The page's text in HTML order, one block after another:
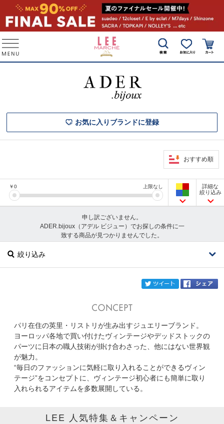
お気に入りブランドに登録
おすすめ順
￥0 上限なし
詳細な
絞り込み
申し訳ございません。
ADER.bijoux（アデル ビジュー）でお探しの条件に一
致する商品が見つかりませんでした。
絞り込み
ブランド ADER.bijoux
カテゴリ
サイズ
掲載雑誌
パリ在住の英里・リストリが生み出すジュエリーブランド。
ヨーロッパ各地で買い付けたヴィンテージやデッドストックの
パーツに日本の職人技術が掛け合わさった、他にはない世界観
が魅力。
“毎日のファッションに気軽に取り入れることができるヴィン
テージ”をコンセプトに、ヴィンテージ初心者にも簡単に取り
入れられるアイテムを多数展開している。
LEE 人気特集＆キャンペーン